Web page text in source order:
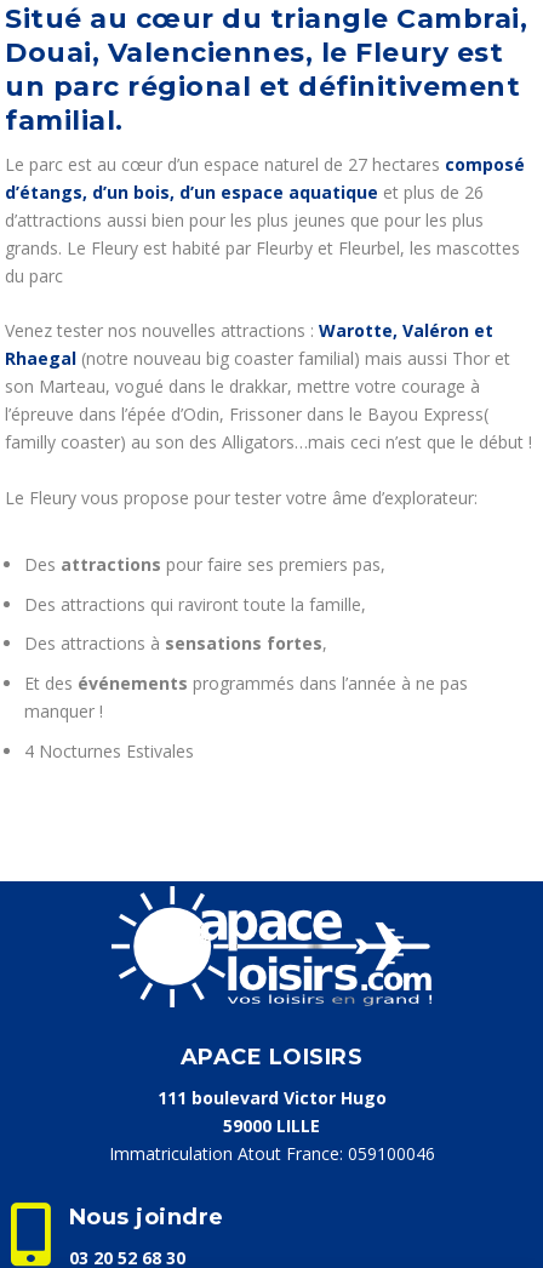
Situé au cœur du triangle Cambrai,
Douai, Valenciennes, le Fleury est
un parc régional et définitivement
familial.
Le parc est au cœur d’un espace naturel de 27 hectares composé
d’étangs, d’un bois, d’un espace aquatique et plus de 26
d’attractions aussi bien pour les plus jeunes que pour les plus
grands. Le Fleury est habité par Fleurby et Fleurbel, les mascottes
du parc
Venez tester nos nouvelles attractions :Warotte, Valéron et
Rhaegal (notre nouveau big coaster familial) mais aussi Thor et
son Marteau, vogué dans le drakkar, mettre votre courage à
l’épreuve dans l’épée d’Odin, Frissoner dans le Bayou Express(
familly coaster) au son des Alligators…mais ceci n’est que le début !
Le Fleury vous propose pour tester votre âme d’explorateur:
Des attractions pour faire ses premiers pas,
Des attractions qui raviront toute la famille,
Des attractions à sensations fortes,
Et des événements programmés dans l’année à ne pas
manquer !
4 Nocturnes Estivales
APACE LOISIRS
111 boulevard Victor Hugo
59000 LILLE
Immatriculation Atout France: 059100046
 Nous joindre
03 20 52 68 30